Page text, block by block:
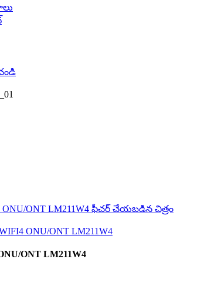
ONT LM211W4